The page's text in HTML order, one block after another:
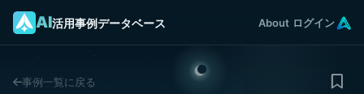
AI活用事例データベース About ログイン
事例一覧に戻る